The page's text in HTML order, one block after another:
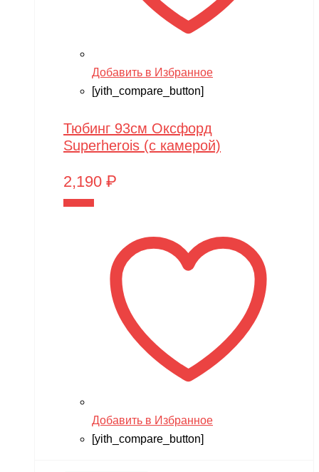
Добавить в Избранное
[yith_compare_button]
Тюбинг 93см Оксфорд
Superherois (с камерой)
2,190 ₽
Добавить в Избранное
[yith_compare_button]